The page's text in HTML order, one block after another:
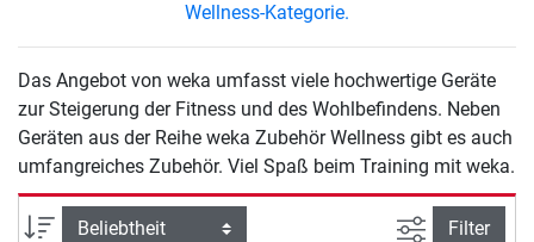
Wellness-Kategorie.
Das Angebot von weka umfasst viele hochwertige Geräte
zur Steigerung der Fitness und des Wohlbefindens. Neben
Geräten aus der Reihe weka Zubehör Wellness gibt es auch
umfangreiches Zubehör. Viel Spaß beim Training mit weka.
Sortierung Ansicht
Filter